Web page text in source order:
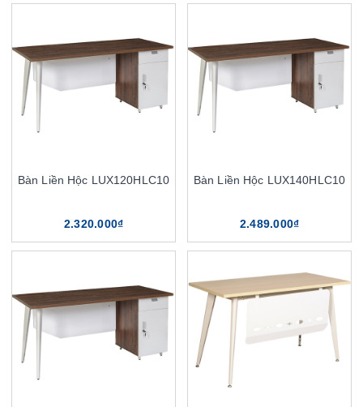
Bàn Liền Hộc LUX120HLC10
2.320.000₫
Bàn Liền Hộc LUX140HLC10
2.489.000₫